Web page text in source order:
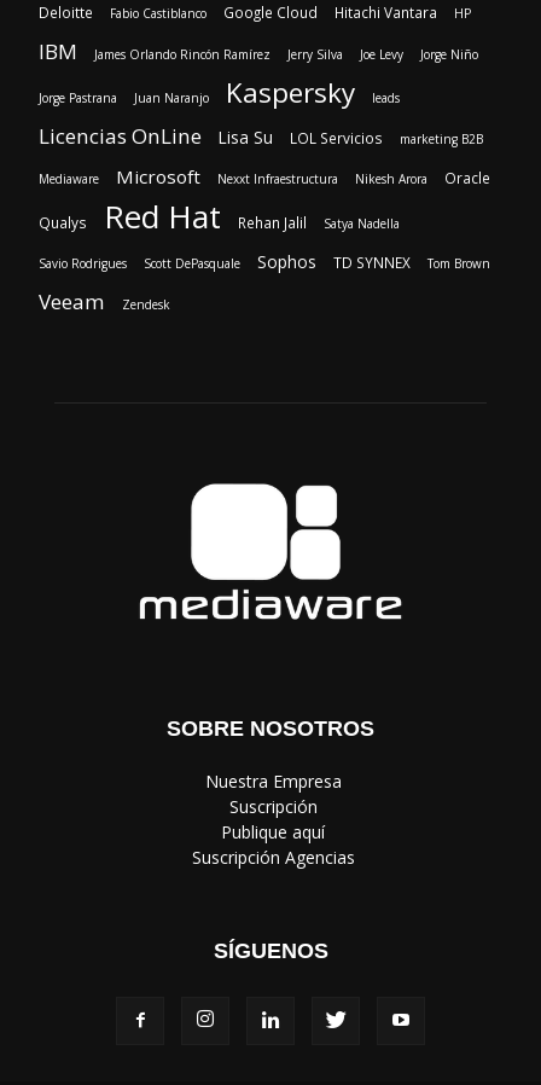
Deloitte Fabio Castiblanco Google Cloud Hitachi Vantara HP
IBM James Orlando Rincón Ramírez Jerry Silva Joe Levy Jorge Niño
Jorge Pastrana Juan Naranjo Kaspersky leads
Licencias OnLine Lisa Su LOL Servicios marketing B2B
Mediaware Microsoft Nexxt Infraestructura Nikesh Arora Oracle
Qualys Red Hat Rehan Jalil Satya Nadella
Savio Rodrigues Scott DePasquale Sophos TD SYNNEX Tom Brown
Veeam Zendesk
SOBRE NOSOTROS
‎ Nuestra Empresa
‎ Suscripción
‎ Publique aquí
‎ Suscripción Agencias
SÍGUENOS